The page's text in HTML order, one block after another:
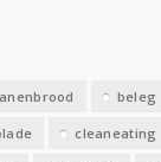
beleg
cleaneating